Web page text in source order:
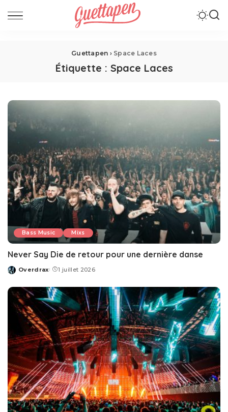
Guettapen › Space Laces
Étiquette : Space Laces
Bass Music Mixs
Never Say Die de retour pour une dernière danse
Posted
Overdrax 1 juillet 2026